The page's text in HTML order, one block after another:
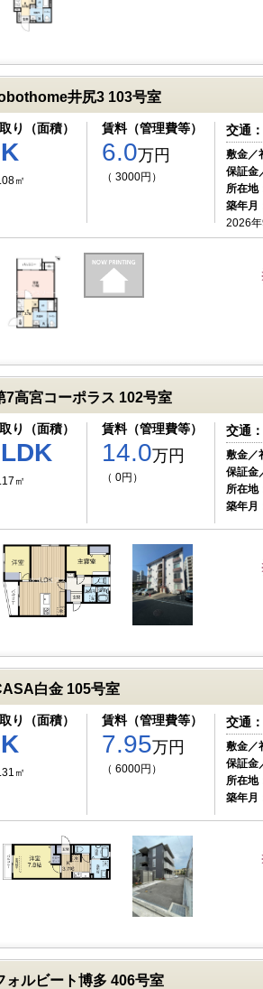
井尻3 103号室
り（面積）
㎡
賃料（管理費等）
6.0万円
（ 3000円）
交通：
敷金／
保証金
所在地
築年月
2026年
7高宮コーポラス 102号室
り（面積）
㎡
賃料（管理費等）
14.0万円
（ 0円）
交通：
敷金／
保証金
所在地
築年月
白金 105号室
り（面積）
㎡
賃料（管理費等）
7.95万円
（ 6000円）
交通：
敷金／
保証金
所在地
築年月
ォルビート博多 406号室